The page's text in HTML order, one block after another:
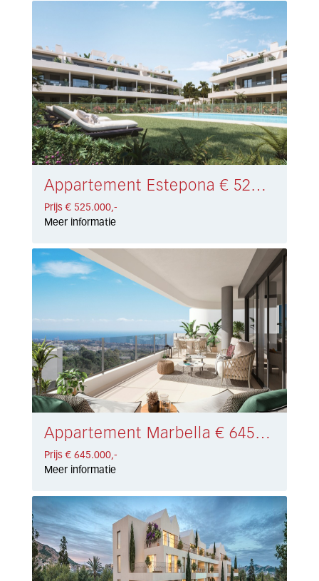
Appartement Estepona € 525.000,-
Prijs € 525.000,-
Meer informatie
Appartement Marbella € 645.000,-
Prijs € 645.000,-
Meer informatie